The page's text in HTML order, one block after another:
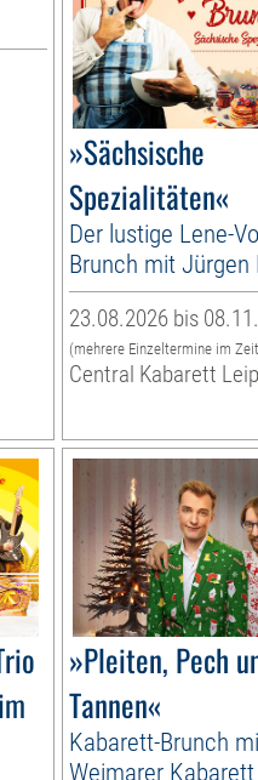
»Sächsische
Spezialitäten«
Der lustige Lene-
Brunch mit Jürgen
23.08.2026 bis
(mehrere Einzeltermine im
Central Kabarett
»Pleiten, Pech
Tannen«
Kabarett-Brunch
Weimarer Kabarett